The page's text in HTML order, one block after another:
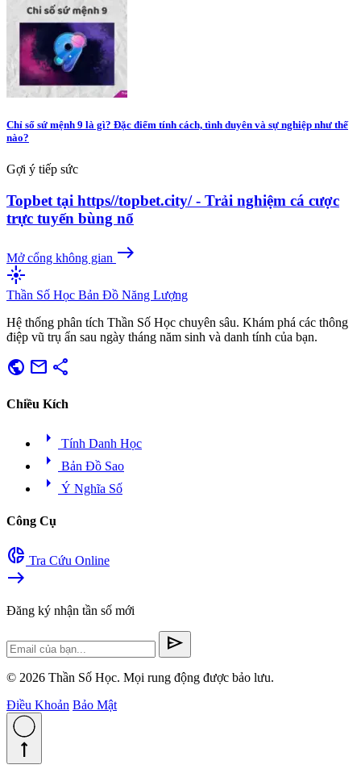
Chỉ số sứ mệnh 9 là gì? Đặc điểm tính cách, tình duyên và sự nghiệp như thế
nào?
Gợi ý tiếp sức
Topbet tại https//topbet.city/ - Trải nghiệm cá cược
trực tuyến bùng nổ
Mở cổng không gian east
flare
Thần Số Học Bản Đồ Năng Lượng
Hệ thống phân tích Thần Số Học chuyên sâu. Khám phá các thông
điệp vũ trụ ẩn sau ngày tháng năm sinh và danh tính của bạn.
public mail share
Chiều Kích
arrow_right Tính Danh Học
arrow_right Bản Đồ Sao
arrow_right Ý Nghĩa Số
Công Cụ
donut_small Tra Cứu Online
east
Đăng ký nhận tần số mới
send
© 2026 Thần Số Học. Mọi rung động được bảo lưu.
Điều Khoản Bảo Mật
straight